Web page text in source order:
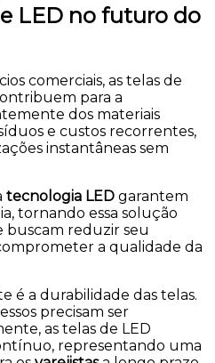
LED no futuro do
comerciais, as telas de
para a
dos materiais
e custos recorrentes,
instantâneas sem
tecnologia LED garantem
tornando essa solução
buscam reduzir seu
a qualidade da
é a durabilidade das telas.
precisam ser
as telas de LED
representando uma